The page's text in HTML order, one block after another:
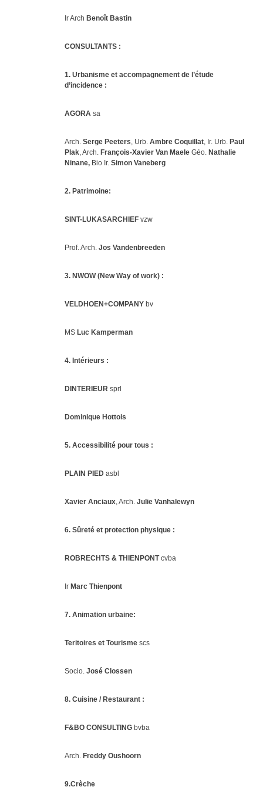
Ir Arch Benoît Bastin
CONSULTANTS :
1. Urbanisme et accompagnement de l’étude
d’incidence :
AGORA sa
Arch. Serge Peeters, Urb. Ambre Coquillat, Ir. Urb. Paul
Plak, Arch. François-Xavier Van Maele Géo. Nathalie
Ninane, Bio Ir. Simon Vaneberg
2. Patrimoine:
SINT-LUKASARCHIEF vzw
Prof. Arch. Jos Vandenbreeden
3. NWOW (New Way of work) :
VELDHOEN+COMPANY bv
MS Luc Kamperman
4. Intérieurs :
DINTERIEUR sprl
Dominique Hottois
5. Accessibilité pour tous :
PLAIN PIED asbl
Xavier Anciaux, Arch. Julie Vanhalewyn
6. Sûreté et protection physique :
ROBRECHTS & THIENPONTcvba
Ir Marc Thienpont
7. Animation urbaine:
Teritoires et Tourisme scs
Socio. José Clossen
8. Cuisine / Restaurant :
F&BO CONSULTING bvba
Arch. Freddy Oushoorn
9.Crèche